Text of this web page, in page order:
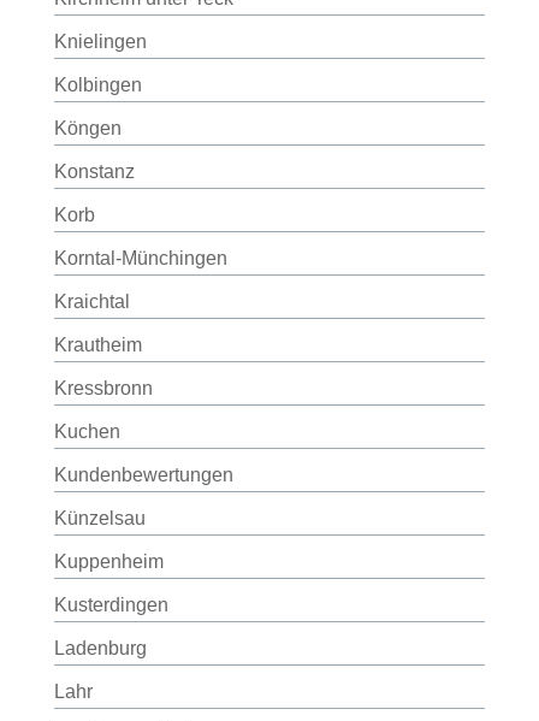
Knielingen
Kolbingen
Köngen
Konstanz
Korb
Korntal-Münchingen
Kraichtal
Krautheim
Kressbronn
Kuchen
Kundenbewertungen
Künzelsau
Kuppenheim
Kusterdingen
Ladenburg
Lahr